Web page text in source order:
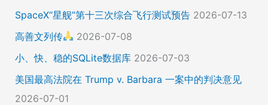
SpaceX“星舰”第十三次综合飞行测试预告 2026-07-13
高善文列传
2026-07-08
小、快、稳的SQLite数据库 2026-07-03
美国最高法院在 Trump v. Barbara 一案中的判决意见
2026-07-01